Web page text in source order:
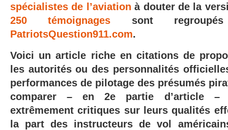
spécialistes de l’aviation à douter de la
250 témoignages sont
PatriotsQuestion911.com.
Voici un article riche en citations de
les autorités ou des personnalités
performances de pilotage des présumés
comparer – en 2e partie d’article –
extrêmement critiques sur leurs qualités
la part des instructeurs de vol